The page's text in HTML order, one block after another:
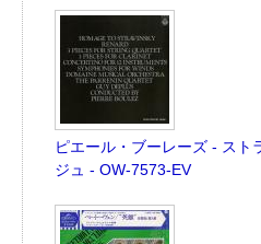
ピエール・ブーレーズ - スト
ジュ - OW-7573-EV